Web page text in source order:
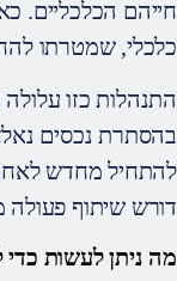
חייהם הכלכליים.
כלכלי, שמטרתו
התנהלות כזו
בהסתרת נכסים
להתחיל מחדש לאחר
דורש שיתוף
מה ניתן לעשות